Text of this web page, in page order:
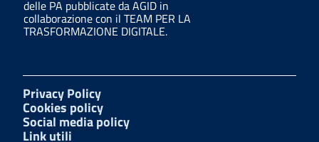
delle PA pubblicate da AGID in
collaborazione con il TEAM PER LA
TRASFORMAZIONE DIGITALE.
Privacy Policy
Cookies policy
Social media policy
Link utili